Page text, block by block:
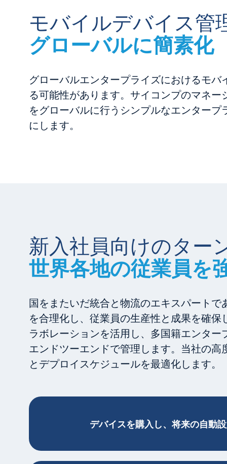
モバイルデバイス管
グローバルに簡素化
グローバルエンタープライズにおけるモ
る可能性があります。 サイコンプのマネー
をグローバルに行うシンプルなエンター
にします。
新入社員向けのター
世界各地の従業員を
国をまたいだ統合と物流のエキスパート
を合理化し、従業員の生産性と成果を確
ラボレーションを活用し、多国籍エンタ
エンドツーエンドで管理します。当社の
とデプロイスケジュールを最適化します。
デバイスを購入し、将来の自動